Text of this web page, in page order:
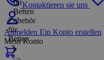
Kontaktieren sie uns
Anmelden Ein Konto erstellen
Mein Konto
Zubehör
für
Betten